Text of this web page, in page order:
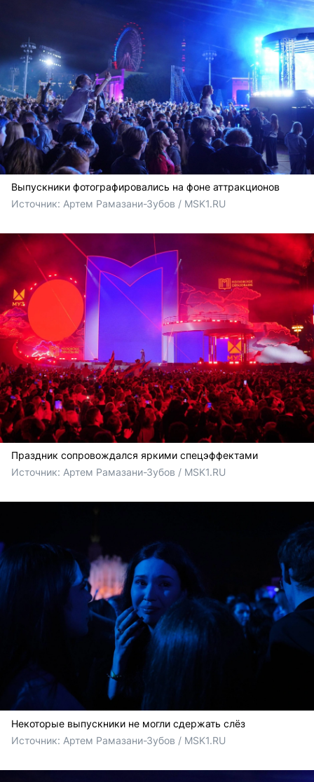
Выпускники фотографировались на фоне аттракционов
Источник: Артем Рамазани-Зубов / MSK1.RU
Праздник сопровождался яркими спецэффектами
Источник: Артем Рамазани-Зубов / MSK1.RU
Некоторые выпускники не могли сдержать слёз
Источник: Артем Рамазани-Зубов / MSK1.RU